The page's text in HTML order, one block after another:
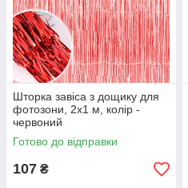
Шторка завіса з дощику для
фотозони, 2х1 м, колір -
червоний
Готово до відправки
107 ₴